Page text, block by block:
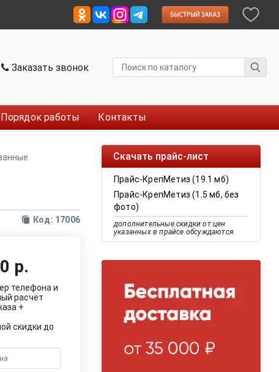
Заказать звонок
Порядок работы Контакты
Скачать прайс-лист
Прайс-КрепМетиз (19.1 мб)
Прайс-КрепМетиз (1.5 мб, без
фото)
дополнительные скидки от цен
указанных в прайсе обсуждаются.
Код: 17006
р.
телефона и
расчёт
+
скидки до